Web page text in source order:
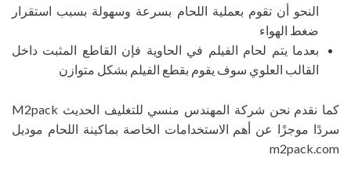
النحو أن تقوم بعملية اللحام بسرعة وسهولة بسبب استقرار
ضغط الهواء
بعدما يتم لحام الفيلم في الحاوية فإن القاطع المثبت داخل
القالب العلوي سوف يقوم بقطع الفيلم بشكل متوازن
كما نقدم نحن شركة المهندس منسي للتغليف الحديث M2pack
سردًا موجزًا عن أهم الاستخدامات الخاصة بماكينة اللحام موديل
m2pack.com